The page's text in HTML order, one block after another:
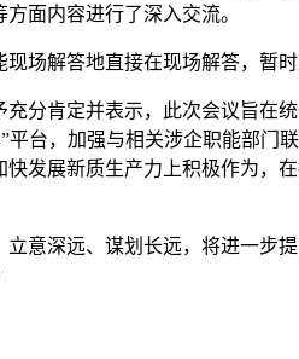
面内容进行了深入交流。
场解答地直接在现场解答，暂
分肯定并表示，此次会议旨在
平台，加强与相关涉企职能部
发展新质生产力上积极作为，
意深远、谋划长远，将进一步